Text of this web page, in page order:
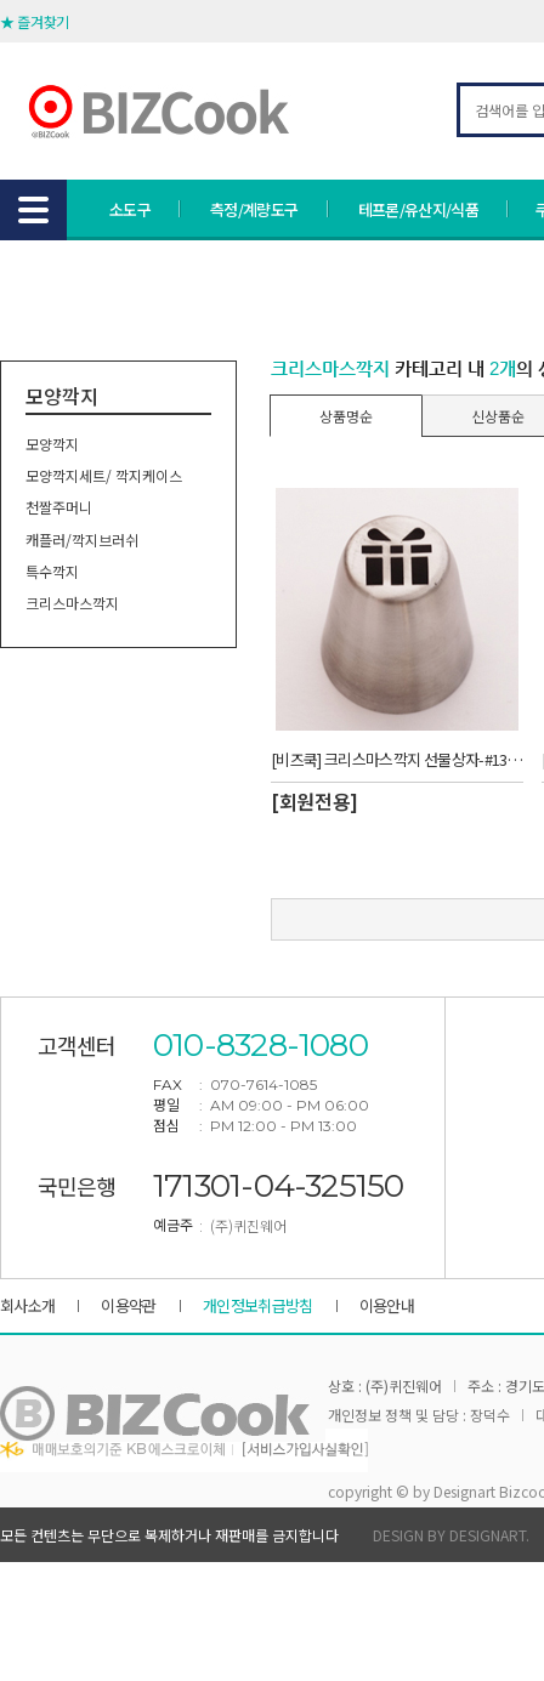
★ 즐겨찾기
소도구 측정/계량도구 테프론/유산지/식품
모양깍지
모양깍지
모양깍지세트/ 깍지케이스
천짤주머니
캐플러/깍지브러쉬
특수깍지
크리스마스깍지
크리스마스깍지 카테고리 내 2개의
상품명순 신상품순
[비즈쿡] 크리스마스깍지 선물상자-#13_CUW
[회원전용]
고객센터 010-8328-1080
FAX
: 070-7614-1085
평일
: AM 09:00 - PM 06:00
점심
: PM 12:00 - PM 13:00
국민은행 171301-04-325150
예금주 : (주)퀴진웨어
회사소개 이용약관 개인정보취급방침 이용안내
상호 : (주)퀴진웨어
주소 : 경기
개인정보 정책 및 담당 : 장덕수
copyright © by Designart
모든 컨텐츠는 무단으로 복제하거나 재판매를 금지합니다 DESIGN BY DESIGNART.